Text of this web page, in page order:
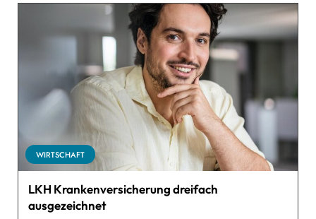
WIRTSCHAFT
LKH Krankenversicherung dreifach
ausgezeichnet